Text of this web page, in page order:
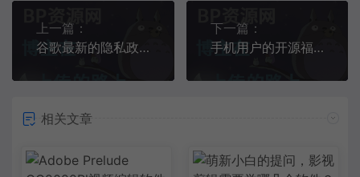
上一篇：
谷歌最新的隐私政策表明，可以使用公共数据来训练其人工智能模型
下一篇：
手机用户的开源福音「GitHub 热点速览」
相关文章